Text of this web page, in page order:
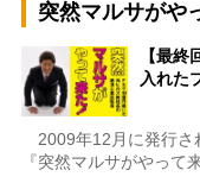
突然マルサがや
【最
入れた
2009年12月に発行さ
『突然マルサがやっ